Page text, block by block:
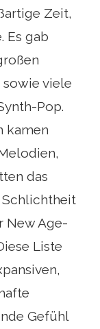
Zeit,
Es gab
sowie viele
Pop.
kamen
das
Schlichtheit
New Age-
Liste
Gefühl